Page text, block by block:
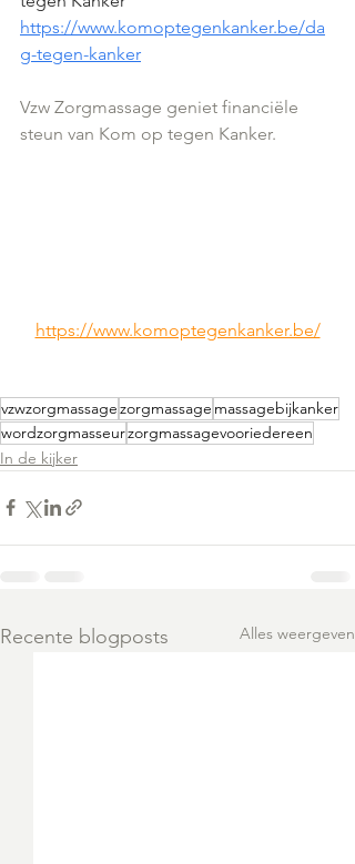
https://www.komoptegenkanker.be/da
g-tegen-kanker
Vzw Zorgmassage geniet financiële
steun van Kom op tegen Kanker.
https://www.komoptegenkanker.be/
vzwzorgmassagezorgmassage massagebijkanker
wordzorgmasseurzorgmassagevooriedereen
In de kijker
Recente blogposts Alles weergeven